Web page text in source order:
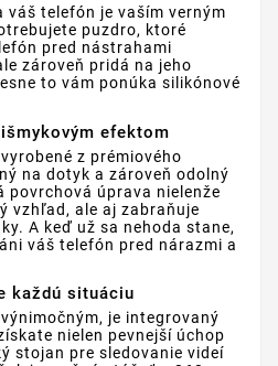
váš telefón je vaším verným
puzdro, ktoré
pred nástrahami
zároveň pridá na jeho
to vám ponúka silikónové
efektom
z prémiového
na dotyk a zároveň odolný
povrchová úprava nielenže
vzhľad, ale aj zabraňuje
A keď už sa nehoda stane,
váš telefón pred nárazmi a
každú situáciu
je integrovaný
nielen pevnejší úchop
stojan pre sledovanie videí